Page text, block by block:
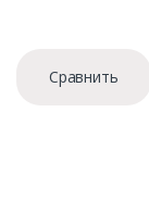
Сравнить